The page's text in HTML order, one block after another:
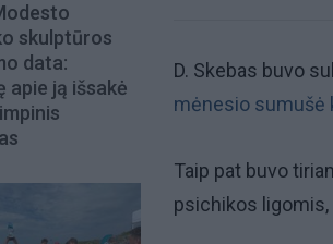
skulptūros
data:
apie ją išsakė
D. Skebas buvo
mėnesio sumušė
Taip pat buvo
psichikos